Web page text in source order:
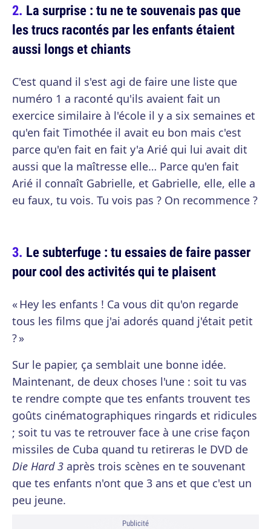
La surprise : tu ne te souvenais pas que
les trucs racontés par les enfants étaient
aussi longs et chiants
C'est quand il s'est agi de faire une liste que
numéro 1 a raconté qu'ils avaient fait un
exercice similaire à l'école il y a six semaines et
qu'en fait Timothée il avait eu bon mais c'est
parce qu'en fait en fait y'a Arié qui lui avait dit
aussi que la maîtresse elle… Parce qu'en fait
Arié il connaît Gabrielle, et Gabrielle, elle, elle a
eu faux, tu vois. Tu vois pas ? On recommence ?
Le subterfuge : tu essaies de faire passer
pour cool des activités qui te plaisent
« Hey les enfants ! Ca vous dit qu'on regarde
tous les films que j'ai adorés quand j'était petit
? »
Sur le papier, ça semblait une bonne idée.
Maintenant, de deux choses l'une : soit tu vas
te rendre compte que tes enfants trouvent tes
goûts cinématographiques ringards et ridicules
; soit tu vas te retrouver face à une crise façon
missiles de Cuba quand tu retireras le DVD de
Die Hard 3 après trois scènes en te souvenant
que tes enfants n'ont que 3 ans et que c'est un
peu jeune.
Publicité